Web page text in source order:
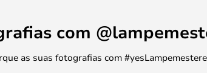
com
as suas fotografias com